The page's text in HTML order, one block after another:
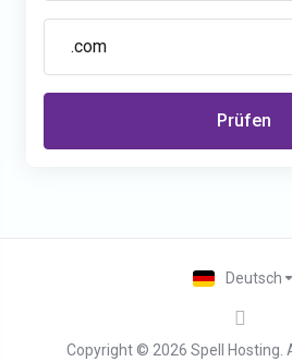
.com
Prüfen
Copyright © 2026 Spell Hosting.
Deutsch